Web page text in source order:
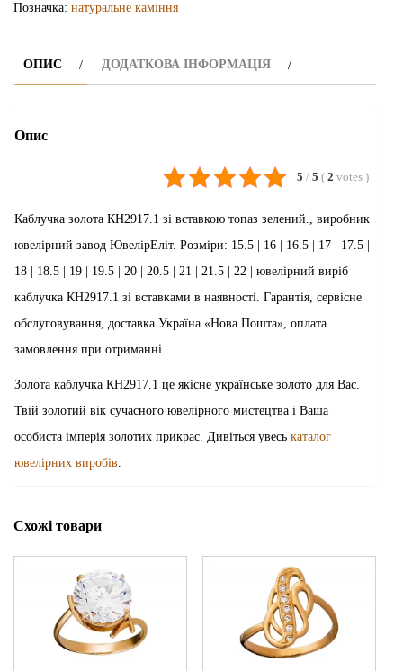
Позначка: натуральне каміння
ОПИС ДОДАТКОВА ІНФОРМАЦІЯ
Опис
5 / 5 ( 2 votes )
Каблучка золота КН2917.1 зі вставкою топаз зелений., виробник
ювелірний завод ЮвелірЕліт. Розміри: 15.5 | 16 | 16.5 | 17 | 17.5 |
18 | 18.5 | 19 | 19.5 | 20 | 20.5 | 21 | 21.5 | 22 | ювелірний виріб
каблучка КН2917.1 зі вставками в наявності. Гарантія, сервісне
обслуговування, доставка Україна «Нова Пошта», оплата
замовлення при отриманні.
Золота каблучка КН2917.1 це якісне українське золото для Вас.
Твій золотий вік сучасного ювелірного мистецтва і Ваша
особиста імперія золотих прикрас. Дивіться увесь каталог
ювелірних виробів
Схожі товари